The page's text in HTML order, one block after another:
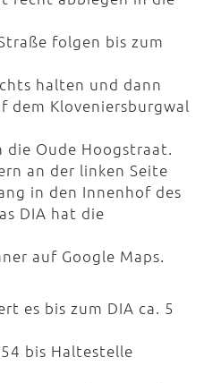
folgen bis zum
halten und dann
dem Kloveniersburgwal
die Oude Hoogstraat.
an der linken Seite
in den Innenhof des
DIA hat die
auf Google Maps.
es bis zum DIA ca. 5
bis Haltestelle